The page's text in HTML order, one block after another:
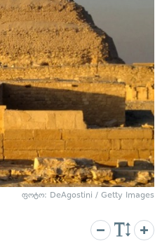
ფოტო: DeAgostini / Getty Images